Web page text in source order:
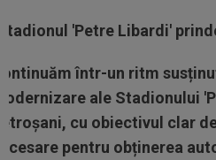
'Petre Libardi'
într-un ritm
ale Stadionului
cu obiectivul clar
pentru obținerea